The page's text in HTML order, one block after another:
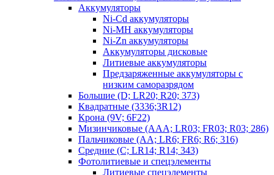
Аккумуляторы
Ni-Cd аккумуляторы
Ni-MH аккумуляторы
Ni-Zn аккумуляторы
Аккумуляторы дисковые
Литиевые аккумуляторы
Предзаряженные аккумуляторы с
низким саморазрядом
Большие (D; LR20; R20; 373)
Квадратные (3336;3R12)
Крона (9V; 6F22)
Мизинчиковые (AAA; LR03; FR03; R03; 286)
Пальчиковые (AA; LR6; FR6; R6; 316)
Средние (C; LR14; R14; 343)
Фотолитиевые и спецэлементы
Литиевые спецэлементы